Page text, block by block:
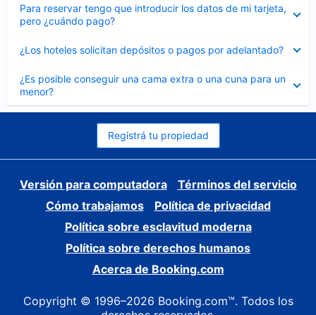
Para reservar tengo que introducir los datos de mi tarjeta,
pero ¿cuándo pago?
cerrado
¿Los hoteles solicitan depósitos o pagos por adelantado?
cerrado
¿Es posible conseguir una cama extra o una cuna para un
menor?
cerrado
Registrá tu propiedad
Versión para computadora
Términos del servicio
Cómo trabajamos
Política de privacidad
Política sobre esclavitud moderna
Política sobre derechos humanos
Acerca de Booking.com
Copyright © 1996–2026 Booking.com™. Todos los